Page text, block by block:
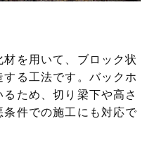
を用いて、ブロック状
る工法です。バックホ
ため、切り梁下や高さ
件での施工にも対応で